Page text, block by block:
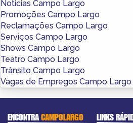
Notícias Campo Largo
Promoções Campo Largo
Reclamações Campo Largo
Serviços Campo Largo
Shows Campo Largo
Teatro Campo Largo
Trânsito Campo Largo
Vagas de Empregos Campo Largo
ENCONTRACAMPOLARGO LINKS